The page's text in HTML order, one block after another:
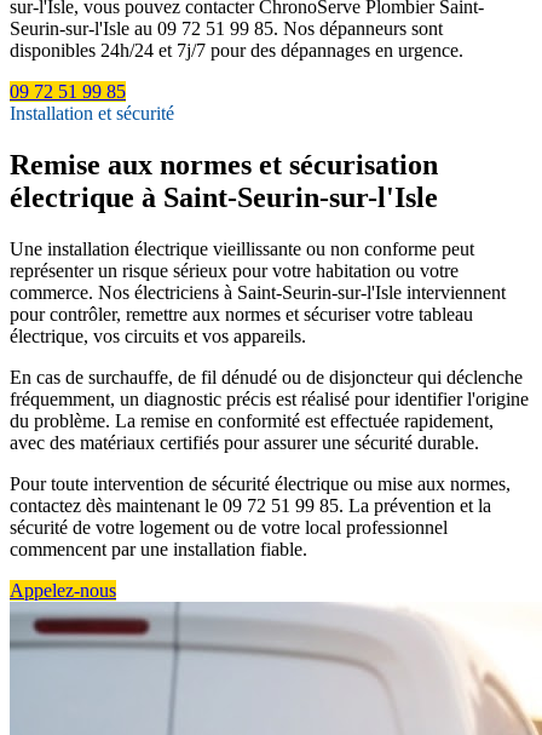
sur-l'Isle, vous pouvez contacter ChronoServe Plombier Saint-
Seurin-sur-l'Isle au 09 72 51 99 85. Nos dépanneurs sont
disponibles 24h/24 et 7j/7 pour des dépannages en urgence.
09 72 51 99 85
Installation et sécurité
Remise aux normes et sécurisation
électrique à Saint-Seurin-sur-l'Isle
Une installation électrique vieillissante ou non conforme peut
représenter un risque sérieux pour votre habitation ou votre
commerce. Nos électriciens à Saint-Seurin-sur-l'Isle interviennent
pour contrôler, remettre aux normes et sécuriser votre tableau
électrique, vos circuits et vos appareils.
En cas de surchauffe, de fil dénudé ou de disjoncteur qui déclenche
fréquemment, un diagnostic précis est réalisé pour identifier l'origine
du problème. La remise en conformité est effectuée rapidement,
avec des matériaux certifiés pour assurer une sécurité durable.
Pour toute intervention de sécurité électrique ou mise aux normes,
contactez dès maintenant le 09 72 51 99 85. La prévention et la
sécurité de votre logement ou de votre local professionnel
commencent par une installation fiable.
Appelez-nous